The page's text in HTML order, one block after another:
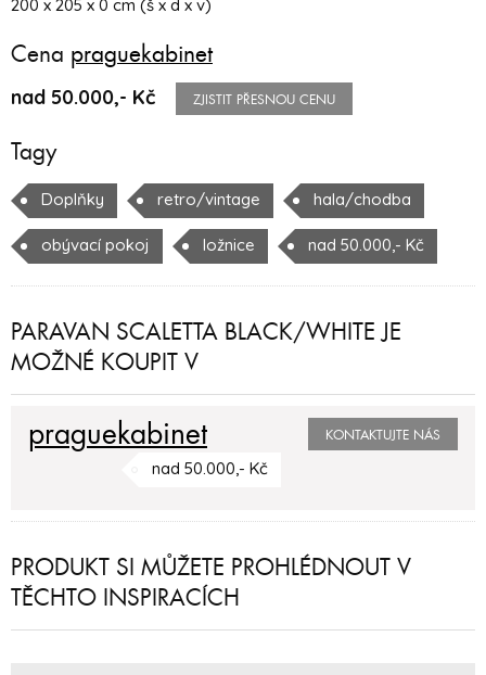
200 x 205 x 0 cm (š x d x v)
Cena praguekabinet
nad 50.000,- Kč ZJISTIT PŘESNOU CENU
Tagy
Doplňky retro/vintage hala/chodba
obývací pokoj ložnice nad 50.000,- Kč
PARAVAN SCALETTA BLACK/WHITE JE
MOŽNÉ KOUPIT V
praguekabinet KONTAKTUJTE NÁS
nad 50.000,- Kč
PRODUKT SI MŮŽETE PROHLÉDNOUT V
TĚCHTO INSPIRACÍCH